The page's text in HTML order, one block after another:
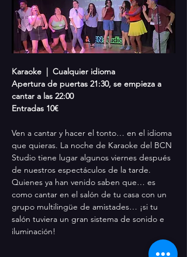
Karaoke  |  Cualquier idioma
Apertura de puertas 21:30, se empieza a
cantar a las 22:00
Entradas 10€
Ven a cantar y hacer el tonto… en el idioma
que quieras. La noche de Karaoke del BCN
Studio tiene lugar algunos viernes después
de nuestros espectáculos de la tarde.
Quienes ya han venido saben que… es
como cantar en el salón de tu casa con un
grupo multilingüe de amistades… ¡si tu
salón tuviera un gran sistema de sonido e
iluminación!